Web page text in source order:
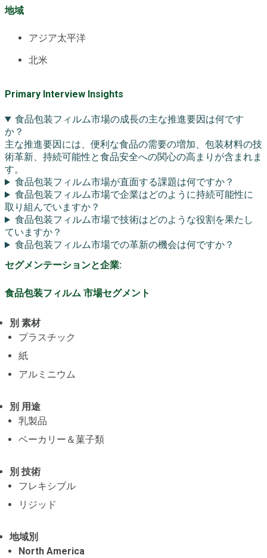
地域
アジア太平洋
北米
Primary Interview Insights
食品包装フィルム市場の成長の主な推進要因は何です
か？
主な推進要因には、便利な食品の需要の増加、包装材料の技
術革新、持続可能性と食品安全への関心の高まりが含まれま
す。
食品包装フィルム市場が直面する課題は何ですか？
食品包装フィルム市場で企業はどのように持続可能性に
取り組んでいますか？
食品包装フィルム市場で技術はどのような役割を果たし
ていますか？
食品包装フィルム市場での革新の機会は何ですか？
セグメンテーションと企業:
食品包装フィルム 市場セグメント
別 素材
プラスチック
紙
アルミニウム
別 用途
乳製品
ベーカリー＆菓子類
別 技術
フレキシブル
リジッド
地域別
North America